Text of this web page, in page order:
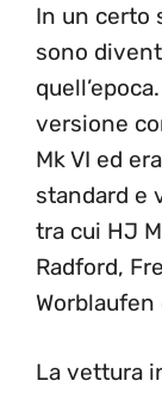
In un certo
sono
versione
Mk VI ed
standard e
tra cui HJ
Radford,
Worblaufen
La vettura